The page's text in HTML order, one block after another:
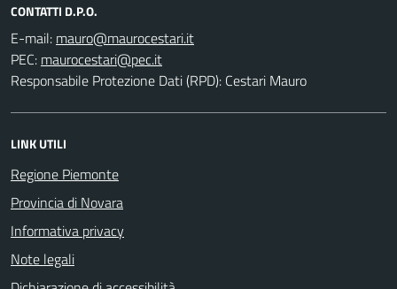
CONTATTI D.P.O.
E-mail:
PEC:
Responsabile Protezione Dati (RPD): Cestari Mauro
LINK UTILI
Regione Piemonte
Provincia di Novara
Informativa privacy
Note legali